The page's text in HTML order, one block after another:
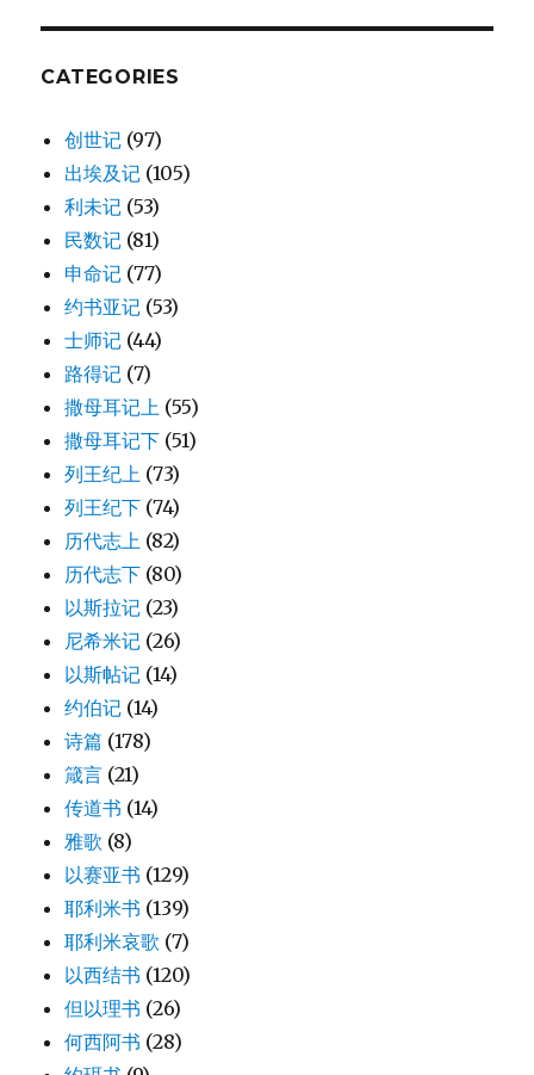
CATEGORIES
创世记 (97)
出埃及记 (105)
利未记 (53)
民数记 (81)
申命记 (77)
约书亚记 (53)
士师记 (44)
路得记 (7)
撒母耳记上 (55)
撒母耳记下 (51)
列王纪上 (73)
列王纪下 (74)
历代志上 (82)
历代志下 (80)
以斯拉记 (23)
尼希米记 (26)
以斯帖记 (14)
约伯记 (14)
诗篇 (178)
箴言 (21)
传道书 (14)
雅歌 (8)
以赛亚书 (129)
耶利米书 (139)
耶利米哀歌 (7)
以西结书 (120)
但以理书 (26)
何西阿书 (28)